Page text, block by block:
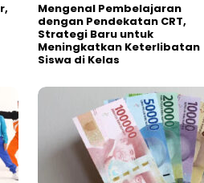
Mengenal Pembelajaran
dengan Pendekatan CRT,
Strategi Baru untuk
Meningkatkan Keterlibatan
Siswa di Kelas